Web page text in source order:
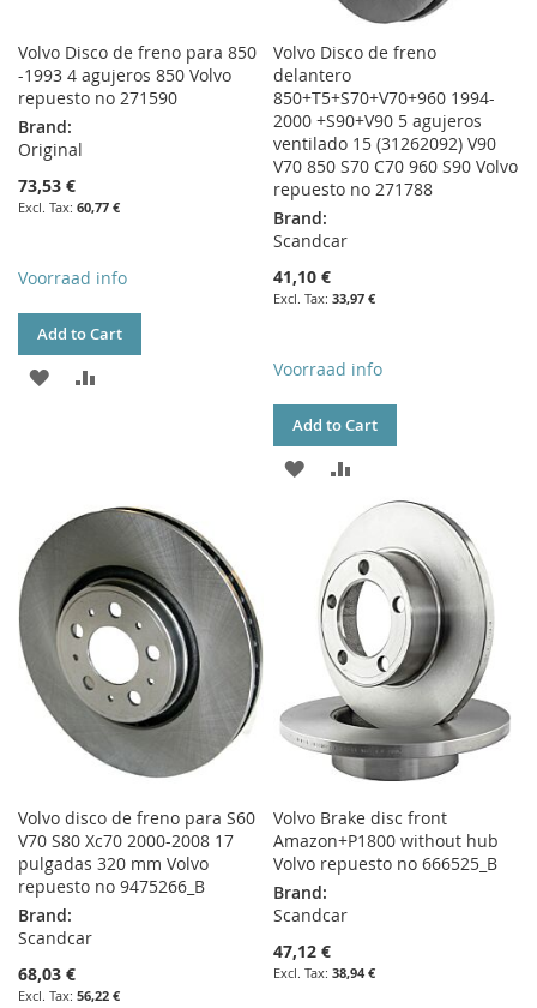
Volvo Disco de freno para 850
-1993 4 agujeros 850 Volvo
repuesto no 271590
Brand:
Original
73,53 €
60,77 €
Voorraad info
Add to Cart
ADD
Volvo Disco de freno
delantero
850+T5+S70+V70+960 1994-
2000 +S90+V90 5 agujeros
ventilado 15 (31262092) V90
V70 850 S70 C70 960 S90 Volvo
repuesto no 271788
Brand:
Scandcar
41,10 €
33,97 €
Voorraad info
Add to Cart
ADD
WISH
LIST
TO
COMPARE
Volvo disco de freno para S60
V70 S80 Xc70 2000-2008 17
pulgadas 320 mm Volvo
repuesto no 9475266_B
Brand:
Scandcar
68,03 €
56,22 €
Volvo Brake disc front
Amazon+P1800 without hub
Volvo repuesto no 666525_B
Brand:
Scandcar
47,12 €
38,94 €